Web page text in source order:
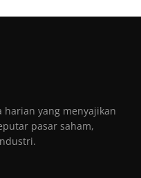
yang menyajikan
pasar saham,